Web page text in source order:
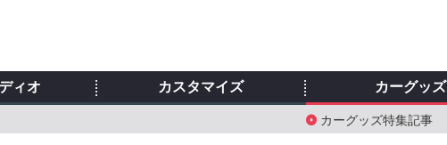
ィオ カスタマイズ カーグッズ
カーグッズ特集記事